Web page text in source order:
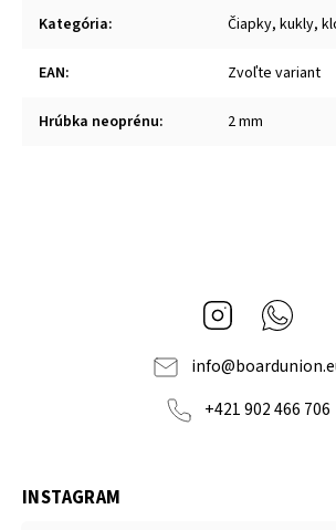
Kategória: Čiapky, kukly,
EAN: Zvoľte variant
Hrúbka neoprénu: 2 mm
Instagram
info@
+421 902 466 706
INSTAGRAM